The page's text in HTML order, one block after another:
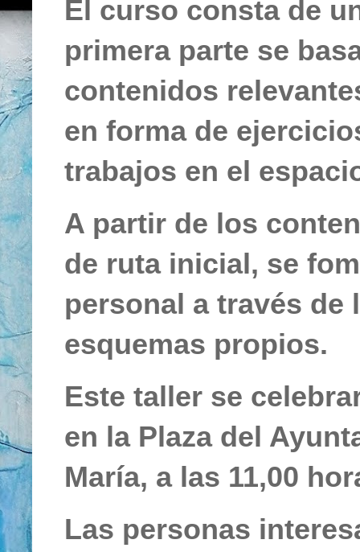
El curso consta de
primera parte se
contenidos
en forma de
trabajos en el
A partir de los
de ruta inicial, se
personal a través de
esquemas propios.
Este taller se
en la Plaza del
María, a las 11,00
Las personas